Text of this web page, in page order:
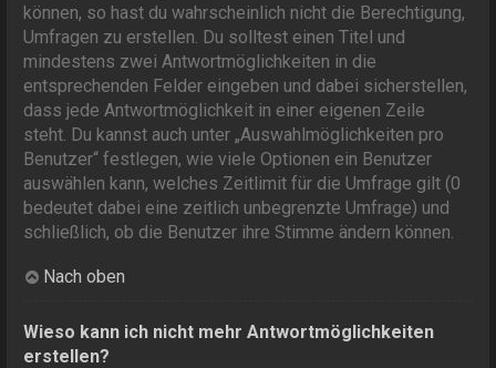
können, so hast du wahrscheinlich nicht die Berechtigung,
Umfragen zu erstellen. Du solltest einen Titel und
mindestens zwei Antwortmöglichkeiten in die
entsprechenden Felder eingeben und dabei sicherstellen,
dass jede Antwortmöglichkeit in einer eigenen Zeile
steht. Du kannst auch unter „Auswahlmöglichkeiten pro
Benutzer“ festlegen, wie viele Optionen ein Benutzer
auswählen kann, welches Zeitlimit für die Umfrage gilt (0
bedeutet dabei eine zeitlich unbegrenzte Umfrage) und
schließlich, ob die Benutzer ihre Stimme ändern können.
Nach oben
Wieso kann ich nicht mehr Antwortmöglichkeiten
erstellen?